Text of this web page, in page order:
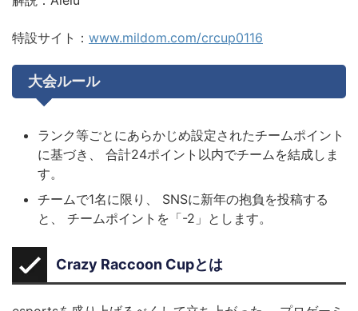
特設サイト： www.mildom.com/crcup0116
大会ルール
ランク等ごとにあらかじめ設定されたチームポイント
に基づき、 合計24ポイント以内でチームを結成しま
す。
チームで1名に限り、 SNSに新年の抱負を投稿する
と、 チームポイントを「-2」とします。
Crazy Raccoon Cupとは